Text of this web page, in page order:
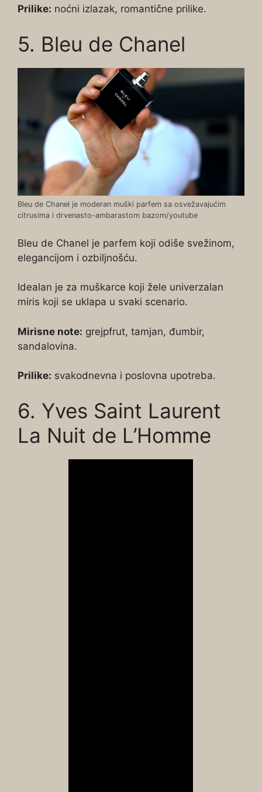
Prilike: noćni izlazak, romantične prilike.
5. Bleu de Chanel
Bleu de Chanel je moderan muški parfem sa osvežavajućim
citrusima i drvenasto-ambarastom bazom/youtube
Bleu de Chanel je parfem koji odiše svežinom,
elegancijom i ozbiljnošću.
Idealan je za muškarce koji žele univerzalan
miris koji se uklapa u svaki scenario.
Mirisne note: grejpfrut, tamjan, đumbir,
sandalovina.
Prilike: svakodnevna i poslovna upotreba.
6. Yves Saint Laurent
La Nuit de L’Homme